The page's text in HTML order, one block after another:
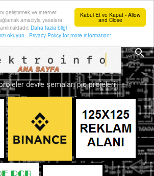
Kabul Et ve Kapat - Allow
and Close
geliştirmek ve internet
amacıyla yasalara
Daha fazla bilgi
okuyun.- Privacy Policy for more information:
Ana içeriğe atla
devre şemaları pic projeleri